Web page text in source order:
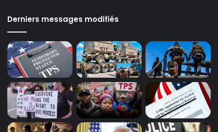
Derniers messages modifiés